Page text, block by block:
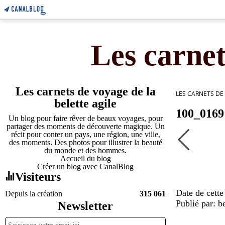
Les
Les carnets de voyage de la
belette agile
Un blog pour faire rêver de beaux voyages, pour
partager des moments de découverte magique. Un
récit pour conter un pays, une région, une ville,
des moments. Des photos pour illustrer la beauté
du monde et des hommes.
Accueil du blog
Créer un blog avec CanalBlog
Visiteurs
Depuis la création 315 061
Newsletter
LES CARNETS
100_0169
Date de
Publié par: